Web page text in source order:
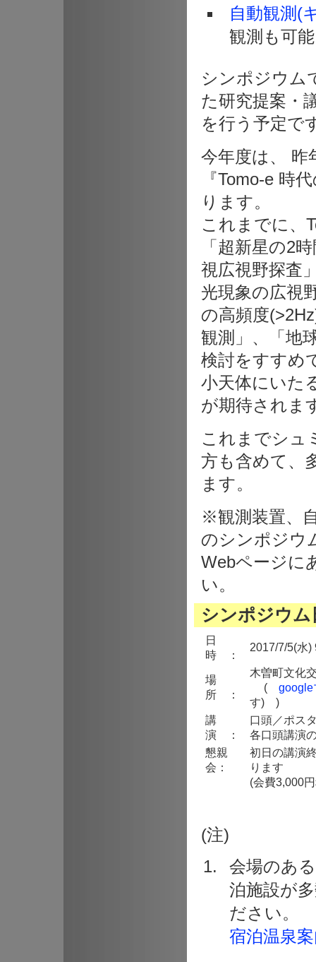
自動観測(
観測も可能
シンポジウム
た研究提案・
を行う予定で
今年度は、 昨
『Tomo-e 時
ります。
これまでに、
「超新星の2
視広視野探査
光現象の広視
の高頻度
観測」、「地
検討をすすめ
小天体にいた
が期待されま
これまでシュ
方も含めて、
ます。
※観測装置、
のシンポジウ
Webページに
い。
シンポジウム
日
時 ：
2017/7/5(水)
場
所 ：
木曽町文化
( google
す) )
講
演 ：
口頭／ポス
各口頭講演
懇親
会：
初日の講演
ります
(会費3,000
(注)
会場のあ
泊施設が
ださい。
宿泊温泉